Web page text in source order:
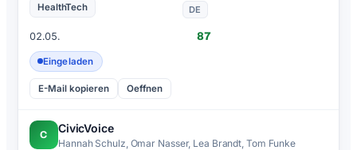
HealthTech DE
02.05. 87
Eingeladen
E-Mail kopieren Oeffnen
C
CivicVoice
Hannah Schulz, Omar Nasser, Lea Brandt, Tom Funke